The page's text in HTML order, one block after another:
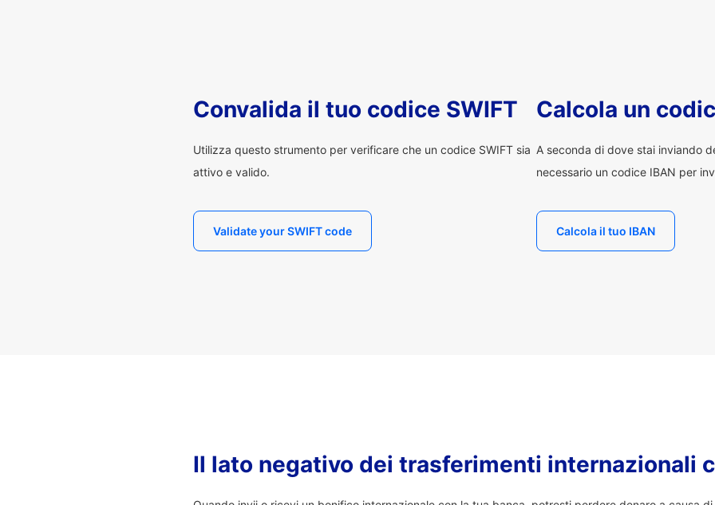
Convalida il tuo codice SWIFT
Utilizza questo strumento per verificare che un codice SWIFT sia
attivo e valido.
Validate your SWIFT code
Calcola un
A seconda di dove stai inviando
necessario un codice IBAN per
Calcola il tuo IBAN
Il lato negativo dei trasferimenti internazionali